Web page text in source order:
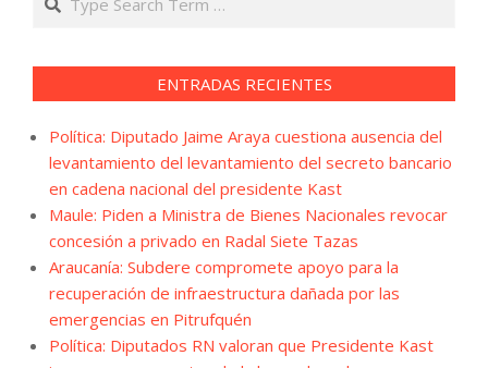
ENTRADAS RECIENTES
Política: Diputado Jaime Araya cuestiona ausencia del
levantamiento del levantamiento del secreto bancario
en cadena nacional del presidente Kast
Maule: Piden a Ministra de Bienes Nacionales revocar
concesión a privado en Radal Siete Tazas
Araucanía: Subdere compromete apoyo para la
recuperación de infraestructura dañada por las
emergencias en Pitrufquén
Política: Diputados RN valoran que Presidente Kast